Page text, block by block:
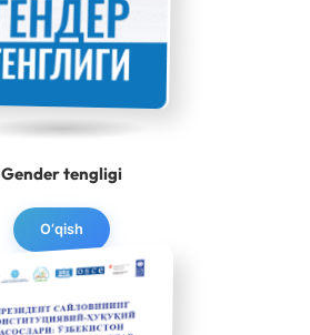
Gender tengligi
O‘qish